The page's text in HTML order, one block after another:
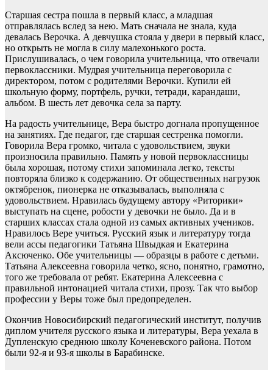
Старшая сестра пошла в первый класс, а младшая
отправлялась вслед за нею. Мать сначала не знала, куда
девалась Верочка. А девчушка стояла у двери в первый класс,
но открыть не могла в силу малехонького роста.
Прислушивалась, о чем говорила учительница, что отвечали
первоклассники. Мудрая учительница переговорила с
директором, потом с родителями Верочки. Купили ей
школьную форму, портфель, ручки, тетради, карандаши,
альбом. В шесть лет девочка села за парту.
На радость учительнице, Вера быстро догнала пропущенное
на занятиях. Где педагог, где старшая сестренка помогли.
Говорила Вера громко, читала с удовольствием, звуки
произносила правильно. Память у новой первоклассницы
была хорошая, потому стихи запоминала легко, тексты
повторяла близко к содержанию. От общественных нагрузок
октябренок, пионерка не отказывалась, выполняла с
удовольствием. Нравилась будущему автору «Риторики»
выступать на сцене, робости у девочки не было. Да и в
старших классах стала одной из самых активных учеников.
Нравилось Вере учиться. Русский язык и литературу тогда
вели ассы педагогики Татьяна Швыдкая и Екатерина
Аксюченко. Обе учительницы — образцы в работе с детьми.
Татьяна Алексеевна говорила четко, ясно, понятно, грамотно,
того же требовала от ребят. Екатерина Алексеевна с
правильной интонацией читала стихи, прозу. Так что выбор
профессии у Веры тоже был предопределен.
Окончив Новосибирский педагогический институт, получив
диплом учителя русского языка и литературы, Вера уехала в
Дупленскую среднюю школу Коченевского района. Потом
были 92-я и 93-я школы в Барабинске.